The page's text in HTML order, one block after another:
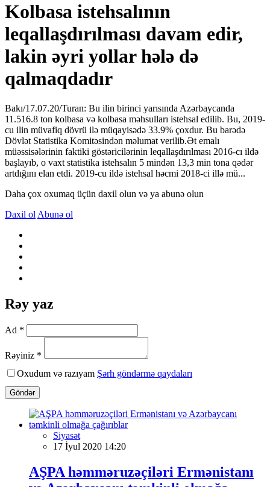
Kolbasa istehsalının
leqallaşdırılması davam edir,
lakin əyri yollar hələ də
qalmaqdadır
Bakı/17.07.20/Turan: Bu ilin birinci yarısında Azərbaycanda
11.516.8 ton kolbasa və kolbasa məhsulları istehsal edilib. Bu, 2019-
cu ilin müvafiq dövrü ilə müqayisədə 33.9% çoxdur. Bu barədə
Dövlət Statistika Komitəsindən məlumat verilib.Ət emalı
müəssisələrinin faktiki göstəricilərinin leqallaşdırılması 2016-cı ildə
başlayıb, o vaxt statistika istehsalın 5 mindən 13,3 min tona qədər
artdığını elan etdi. 2019-cu ildə istehsal həcmi 2018-ci illə mü...
Daha çox oxumaq üçün daxil olun və ya abunə olun
Daxil ol Abunə ol
Rəy yaz
Ad *
Rəyiniz *
Oxudum və razıyam Şərh göndərmə qaydaları
Göndər
Siyasət
17 İyul 2020 14:20
AŞPA həmməruzəçiləri Ermənistanı